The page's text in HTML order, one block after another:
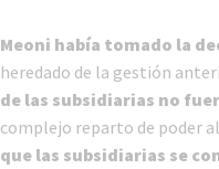
Meoni había tomado la
heredado de la gestión
de las subsidiarias no
complejo reparto de poder
que las subsidiarias se